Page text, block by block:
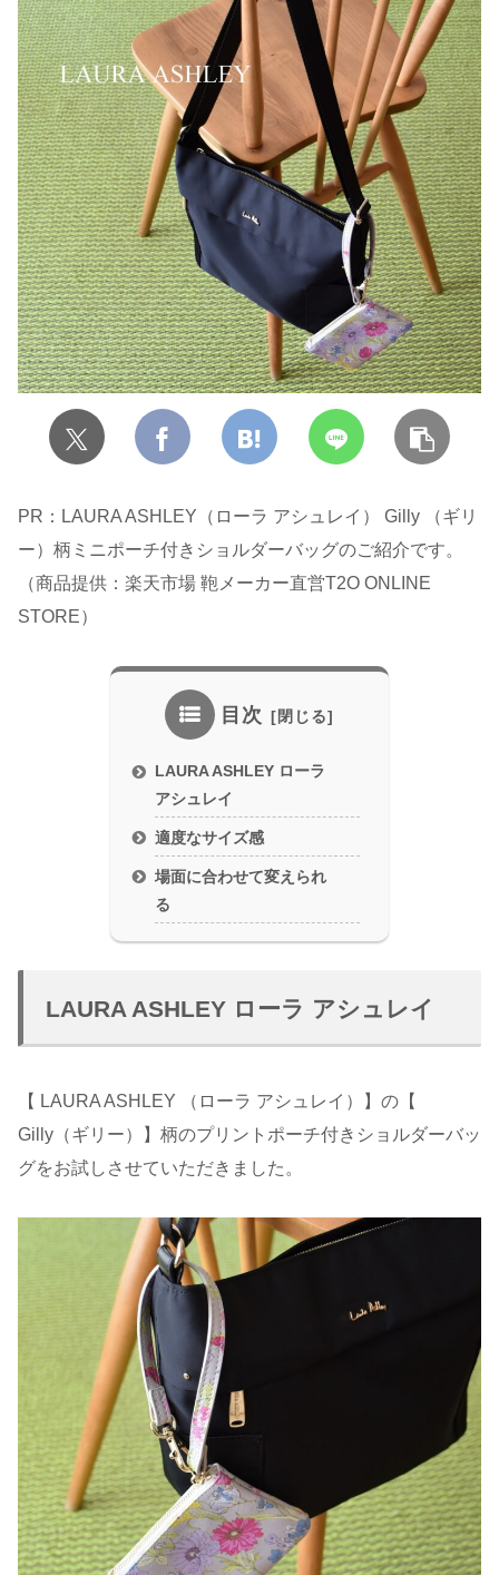
PR：LAURA ASHLEY（ローラ アシュレイ） Gilly （ギリ
ー）柄ミニポーチ付きショルダーバッグのご紹介です。
（商品提供：楽天市場 鞄メーカー直営T2O ONLINE
STORE）
目次
LAURA ASHLEY ローラ
アシュレイ
適度なサイズ感
場面に合わせて変えられ
る
LAURA ASHLEY ローラ アシュレイ
【 LAURA ASHLEY （ローラ アシュレイ）】の【
Gilly（ギリー）】柄のプリントポーチ付きショルダーバッ
グをお試しさせていただきました。